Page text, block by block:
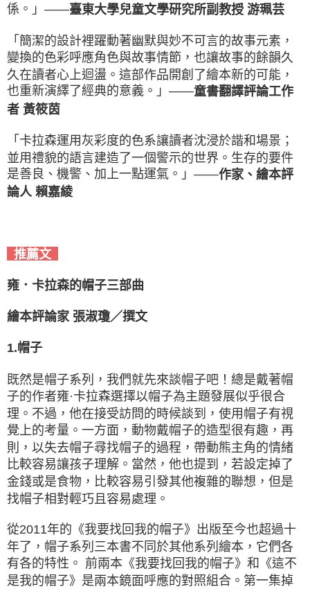
係。」——臺東大學兒童文學研究所副教授 游珮芸
「簡潔的設計裡躍動著幽默與妙不可言的故事元素，
變換的色彩呼應角色與故事情節，也讓故事的餘韻久
久在讀者心上迴盪。這部作品開創了繪本新的可能，
也重新演繹了經典的意義。」——童書翻譯評論工作
者 黃筱茵
「卡拉森運用灰彩度的色系讓讀者沈浸於諧和場景；
並用禮貌的語言建造了一個警示的世界。生存的要件
是善良、機警、加上一點運氣。」——作家、繪本評
論人 賴嘉綾
推薦文
雍．卡拉森的帽子三部曲
繪本評論家 張淑瓊／撰文
1.帽子
既然是帽子系列，我們就先來談帽子吧！總是戴著帽
子的作者雍·卡拉森選擇以帽子為主題發展似乎很合
理。不過，他在接受訪問的時候談到，使用帽子有視
覺上的考量。一方面，動物戴帽子的造型很有趣，再
則，以失去帽子尋找帽子的過程，帶動熊主角的情緒
比較容易讓孩子理解。當然，他也提到，若設定掉了
金錢或是食物，比較容易引發其他複雜的聯想，但是
找帽子相對輕巧且容易處理。
從2011年的《我要找回我的帽子》出版至今也超過十
年了，帽子系列三本書不同於其他系列繪本，它們各
有各的特性。 前兩本《我要找回我的帽子》和《這不
是我的帽子》是兩本鏡面呼應的對照組合。第一集掉